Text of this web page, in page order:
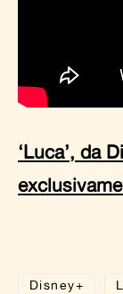
‘Luca’, da
Disney+